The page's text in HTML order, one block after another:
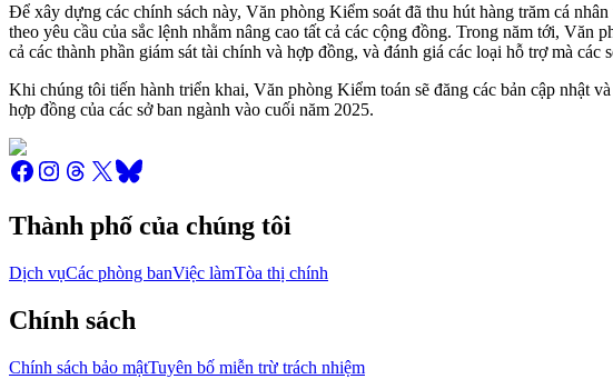
Để xây dựng các chính sách này, Văn phòng Kiểm soát đã thu hút hàng trăm cá
theo yêu cầu của sắc lệnh nhằm nâng cao tất cả các cộng đồng. Trong năm tới,
cả các thành phần giám sát tài chính và hợp đồng, và đánh giá các loại hỗ trợ mà
Khi chúng tôi tiến hành triển khai, Văn phòng Kiểm toán sẽ đăng các bản cập nhật
hợp đồng của các sở ban ngành vào cuối năm 2025.
Thành phố của chúng tôi
Dịch vụCác phòng banViệc làmTòa thị chính
Chính sách
Chính sách bảo mậtTuyên bố miễn trừ trách nhiệm